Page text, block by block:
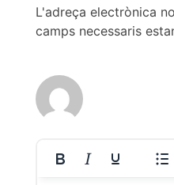
L'adreça electrònica
camps necessaris